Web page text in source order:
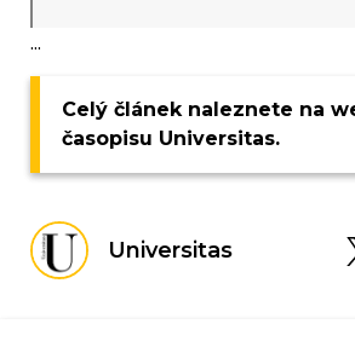
...
Celý článek naleznete na
časopisu Universitas.
Universitas